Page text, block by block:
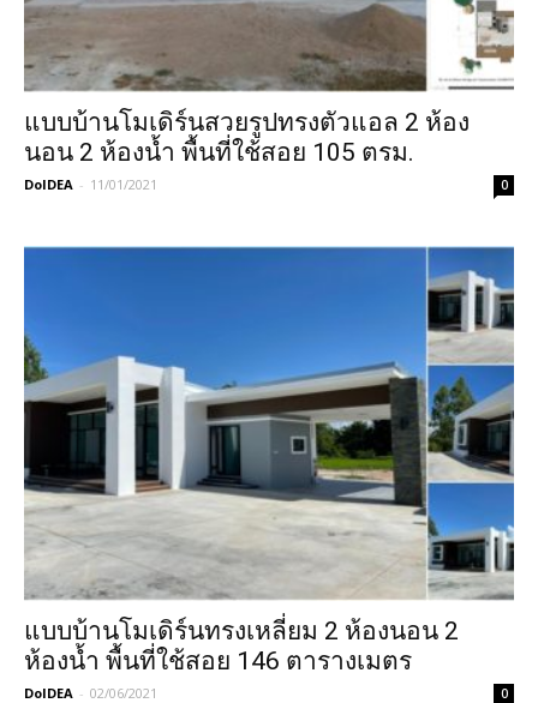
แบบบ้านโมเดิร์นสวยรูปทรงตัวแอล 2 ห้อง
นอน 2 ห้องน้ำ พื้นที่ใช้สอย 105 ตรม.
DoIDEA - 11/01/2021 0
แบบบ้านโมเดิร์นทรงเหลี่ยม 2 ห้องนอน 2
ห้องน้ำ พื้นที่ใช้สอย 146 ตารางเมตร
DoIDEA - 02/06/2021 0